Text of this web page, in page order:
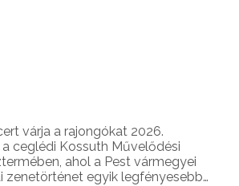
várja a rajongókat 2026.
ceglédi Kossuth Művelődési
ahol a Pest vármegyei
zenetörténet egyik legfényesebb